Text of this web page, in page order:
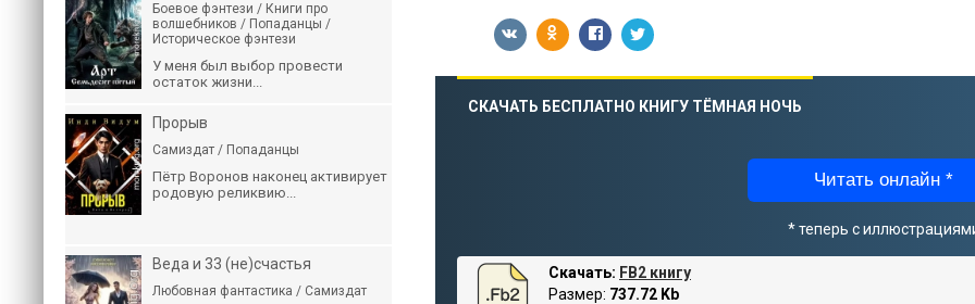
СКАЧАТЬ БЕСПЛАТНО КНИГУ ТЁМНАЯ НОЧЬ
Читать онлайн *
* теперь с
Скачать: FB2 книгу
Размер: 737.72 Kb
Боевое фэнтези / Книги про
волшебников / Попаданцы /
Историческое фэнтези
У меня был выбор провести
остаток жизни...
Прорыв
Самиздат / Попаданцы
Пётр Воронов наконец активирует
родовую реликвию...
Веда и 33 (не)счастья
Любовная фантастика / Самиздат